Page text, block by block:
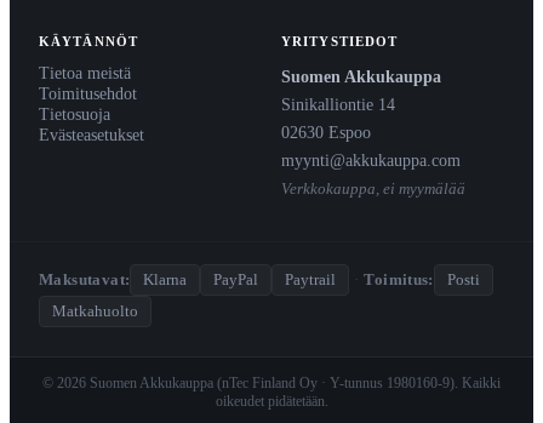
KÄYTÄNNÖT
Tietoa meistä
Toimitusehdot
Tietosuoja
Evästeasetukset
YRITYSTIEDOT
Suomen Akkukauppa
Sinikalliontie 14
02630 Espoo
myynti@akkukauppa.com
Verkkokauppa, ei myymälää
Maksutavat: Klarna PayPal Paytrail · Toimitus:
Posti
Matkahuolto
© 2026 Suomen Akkukauppa (nTec Finland Oy · Y-tunnus 1980160-9). Kaikki
oikeudet pidätetään.